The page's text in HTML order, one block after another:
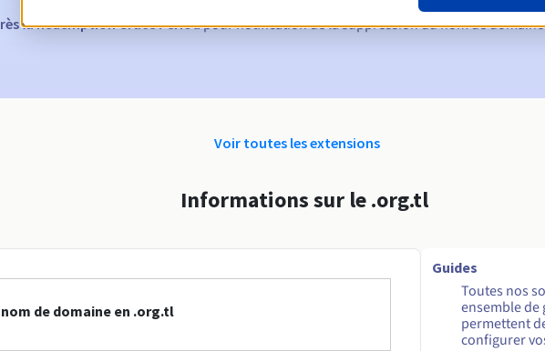
la Redemption Grace Periodpour notification de la suppression du nom de domaine
Voir toutes les extensions
Informations sur le .org.tl
de domaine en .org.tl
Guides
Toutes nos
ensemble de
permettent
configurer